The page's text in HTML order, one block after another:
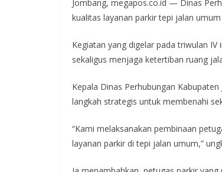
e
o
o
k
ittat
A
p
p
e e
a
m
Jombang, megapos.co.id — Dinas
kualitas layanan parkir tepi jalan
Kegiatan yang digelar pada triwulan
sekaligus menjaga ketertiban ruang
Kepala Dinas Perhubungan
langkah strategis untuk membenahi
“Kami melaksanakan pembinaan
layanan parkir di tepi jalan umum,”